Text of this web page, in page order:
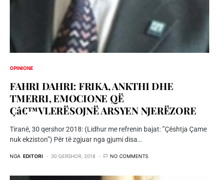
OPINIONE
FAHRI DAHRI: FRIKA, ANKTHI DHE
TMERRI, EMOCIONE QË
Çâ€™VLERËSOJNË ARSYEN NJERËZORE
Tiranë, 30 qershor 2018: (Lidhur me refrenin bajat: ”Çështja Çame
nuk ekziston”) Për të zgjuar nga gjumi disa…
NGA EDITORI 30 QERSHOR, 2018 NO COMMENTS